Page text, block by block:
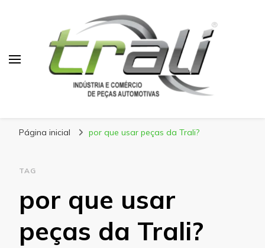
Página inicial por que usar peças da Trali?
TAG
por que usar
peças da Trali?